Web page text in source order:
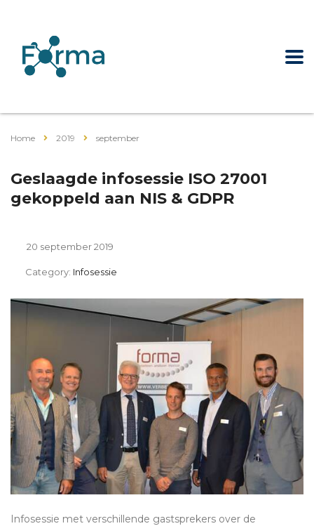
Home 2019 september
Geslaagde infosessie ISO 27001
gekoppeld aan NIS & GDPR
20 september 2019
Category: Infosessie
Infosessie met verschillende gastsprekers over de